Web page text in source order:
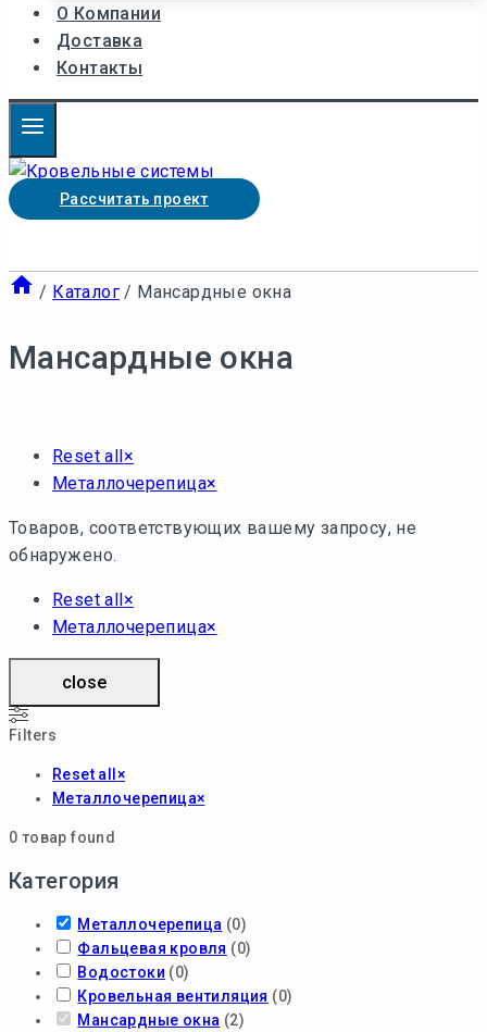
О Компании
Доставка
Контакты
Рассчитать проект
/ Каталог / Мансардные окна
Мансардные окна
Reset all ×
Металлочерепица×
Товаров, соответствующих вашему запросу, не
обнаружено.
Reset all ×
Металлочерепица×
close
Filters
Reset all ×
Металлочерепица×
0 товар found
Категория
Металлочерепица (0)
Фальцевая кровля (0)
Водостоки (0)
Кровельная вентиляция (0)
Мансардные окна (2)